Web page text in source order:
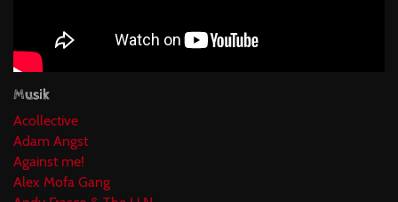
Musik
Acollective
Adam Angst
Against me!
Alex Mofa Gang